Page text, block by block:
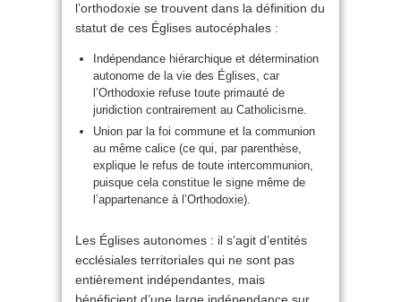
l’orthodoxie se trouvent dans la définition du
statut de ces Églises autocéphales :
Indépendance hiérarchique et détermination
autonome de la vie des Églises, car
l’Orthodoxie refuse toute primauté de
juridiction contrairement au Catholicisme.
Union par la foi commune et la communion
au même calice (ce qui, par parenthèse,
explique le refus de toute intercommunion,
puisque cela constitue le signe même de
l’appartenance à l’Orthodoxie).
Les Églises autonomes : il s’agit d’entités
ecclésiales territoriales qui ne sont pas
entièrement indépendantes, mais